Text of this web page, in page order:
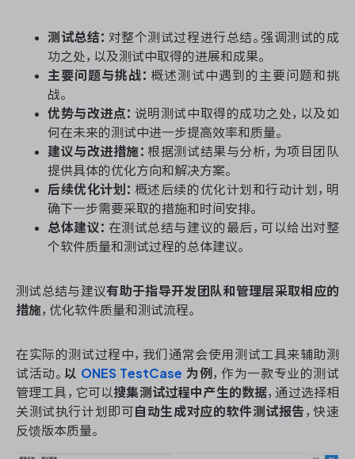
测试总结： 对整个测试过程进行总结。强调测试的成
功之处，以及测试中取得的进展和成果。
主要问题与挑战： 概述测试中遇到的主要问题和挑
战。
优势与改进点： 说明测试中取得的成功之处，以及如
何在未来的测试中进一步提高效率和质量。
建议与改进措施：根据测试结果与分析，为项目团队
提供具体的优化方向和解决方案。
后续优化计划： 概述后续的优化计划和行动计划，明
确下一步需要采取的措施和时间安排。
总体建议： 在测试总结与建议的最后，可以给出对整
个软件质量和测试过程的总体建议。
测试总结与建议有助于指导开发团队和管理层采取相应的
措施，优化软件质量和测试流程。
在实际的测试过程中，我们通常会使用测试工具来辅助测
试活动。 以 ONES TestCase 为例 ，作为一款专业的测试
管理工具，它可以 搜集测试过程中产生的数据，通过选择相
关测试执行计划即可 自动生成对应的软件测试报告 ，快速
反馈版本质量。